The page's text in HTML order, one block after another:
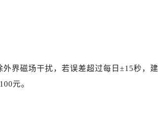
中心（需提前预约）
前预约）
界磁场干扰，若误差超过每日±15秒，建
元。